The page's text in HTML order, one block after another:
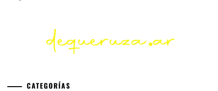
CATEGORÍAS